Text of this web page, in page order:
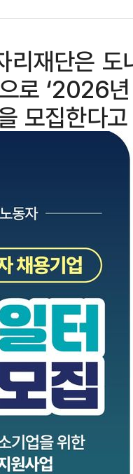
리재단은
로 ‘2026
모집한다